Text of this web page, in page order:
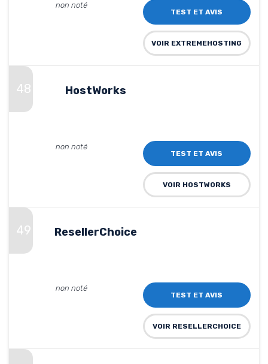
non noté
TEST ET AVIS
VOIR EXTREMEHOSTING
48 HostWorks
non noté
TEST ET AVIS
VOIR HOSTWORKS
49 ResellerChoice
non noté
TEST ET AVIS
VOIR RESELLERCHOICE